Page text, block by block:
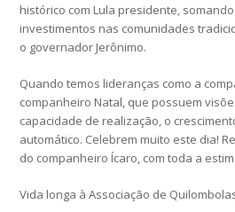
histórico com Lula presidente,
investimentos nas comunidades
o governador Jerônimo.
Quando temos lideranças como a
companheiro Natal, que possuem
capacidade de realização, o
automático. Celebrem muito este dia!
do companheiro Ícaro, com toda a
Vida longa à Associação de